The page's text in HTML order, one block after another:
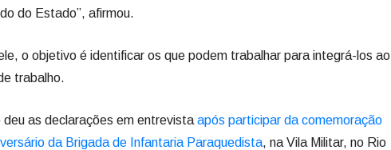
do Estado”, afirmou.
o objetivo é identificar os que podem trabalhar para integrá-los ao
trabalho.
deu as declarações em entrevista após participar da comemoração
da Brigada de Infantaria Paraquedista, na Vila Militar, no Rio